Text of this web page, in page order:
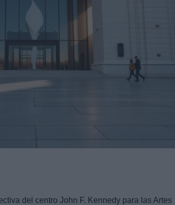
del centro John F. Kennedy para las Artes